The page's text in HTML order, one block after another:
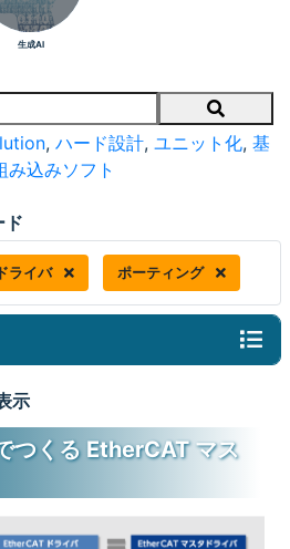
生成AI
Search
, ハード設計, ユニット化, 基
み込みソフト
ド
ドライバ ポーティング
示
つくる EtherCAT マス